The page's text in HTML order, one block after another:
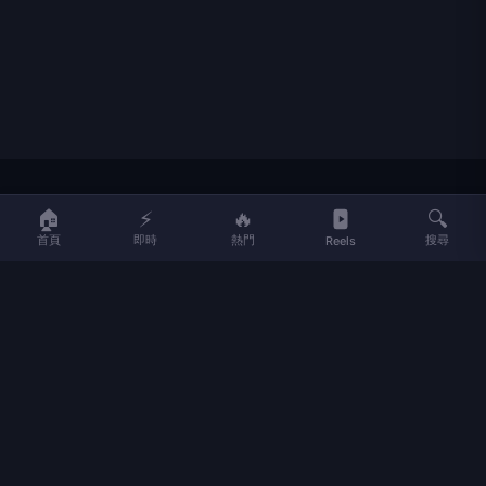
LIFE
LIFE 生活網是台灣領先的生活資訊平台，提供即時新聞、生活、健康、
🏠
首頁
⚡
即時
🔥
熱門 Reels
🔍
搜尋